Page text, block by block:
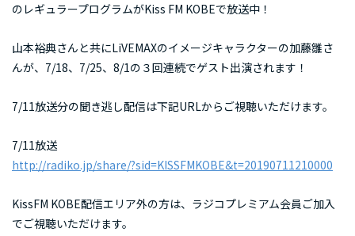
のレギュラープログラムがKiss FM KOBEで放送中！
山本裕典さんと共にLiVEMAXのイメージキャラクターの加藤雛さ
んが、7/18、7/25、8/1の３回連続でゲスト出演されます！
7/11放送分の聞き逃し配信は下記URLからご視聴いただけます。
7/11放送
http://radiko.jp/share/?sid=KISSFMKOBE&t=20190711210000
KissFM KOBE配信エリア外の方は、ラジコプレミアム会員ご加入
でご視聴いただけます。